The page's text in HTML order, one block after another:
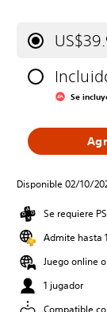
Se
Disponible 02/10/
Se requiere
Admite hasta
Juego online
1 jugador